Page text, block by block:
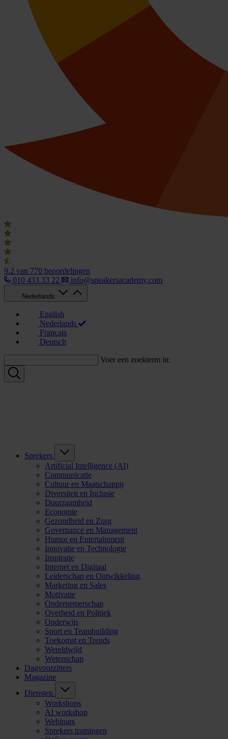
9.2 van 770 beoordelingen
010 433 33 22
info@speakersacademy.com
Nederlands
English
Nederlands
Français
Deutsch
Voer een zoekterm in:
Sprekers
Artificial Intelligence (AI)
Communicatie
Cultuur en Maatschappij
Diversiteit en Inclusie
Duurzaamheid
Economie
Gezondheid en Zorg
Governance en Management
Humor en Entertainment
Innovatie en Technologie
Inspiratie
Internet en Digitaal
Leiderschap en Ontwikkeling
Marketing en Sales
Motivatie
Ondernemerschap
Overheid en Politiek
Onderwijs
Sport en Teambuilding
Toekomst en Trends
Wereldwijd
Wetenschap
Dagvoorzitters
Magazine
Diensten
Workshops
AI workshop
Webinars
Sprekers trainingen